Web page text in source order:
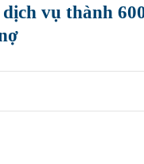
vụ thành